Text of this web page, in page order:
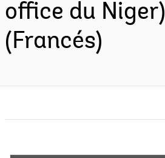
office du Niger)
(Francés)